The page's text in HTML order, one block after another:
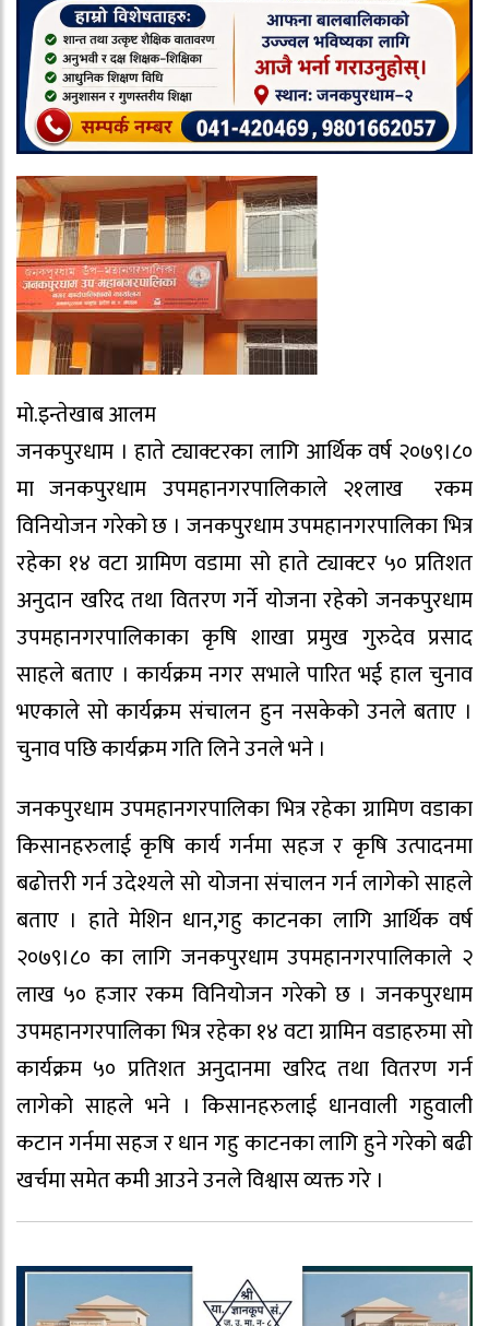
मो.इन्तेखाब आलम
जनकपुरधाम । हाते ट्याक्टरका लागि आर्थिक वर्ष २०७९।८०
मा जनकपुरधाम उपमहानगरपालिकाले २१लाख रकम
विनियोजन गरेको छ । जनकपुरधाम उपमहानगरपालिका भित्र
रहेका १४ वटा ग्रामिण वडामा सो हाते ट्याक्टर ५० प्रतिशत
अनुदान खरिद तथा वितरण गर्ने योजना रहेको जनकपुरधाम
उपमहानगरपालिकाका कृषि शाखा प्रमुख गुरुदेव प्रसाद
साहले बताए । कार्यक्रम नगर सभाले पारित भई हाल चुनाव
भएकाले सो कार्यक्रम संचालन हुन नसकेको उनले बताए ।
चुनाव पछि कार्यक्रम गति लिने उनले भने ।
जनकपुरधाम उपमहानगरपालिका भित्र रहेका ग्रामिण वडाका
किसानहरुलाई कृषि कार्य गर्नमा सहज र कृषि उत्पादनमा
बढोत्तरी गर्न उदेश्यले सो योजना संचालन गर्न लागेको साहले
बताए । हाते मेशिन धान,गहु काटनका लागि आर्थिक वर्ष
२०७९।८० का लागि जनकपुरधाम उपमहानगरपालिकाले २
लाख ५० हजार रकम विनियोजन गरेको छ । जनकपुरधाम
उपमहानगरपालिका भित्र रहेका १४ वटा ग्रामिन वडाहरुमा सो
कार्यक्रम ५० प्रतिशत अनुदानमा खरिद तथा वितरण गर्न
लागेको साहले भने । किसानहरुलाई धानवाली गहुवाली
कटान गर्नमा सहज र धान गहु काटनका लागि हुने गरेको बढी
खर्चमा समेत कमी आउने उनले विश्वास व्यक्त गरे ।